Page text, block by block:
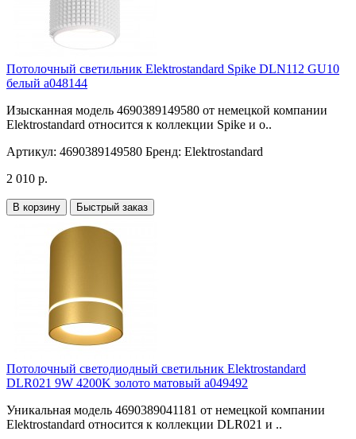
Потолочный светильник Elektrostandard Spike DLN112 GU10
белый a048144
Изысканная модель 4690389149580 от немецкой компании
Elektrostandard относится к коллекции Spike и о..
Артикул: 4690389149580 Бренд: Elektrostandard
2 010 р.
В корзину Быстрый заказ
Потолочный светодиодный светильник Elektrostandard
DLR021 9W 4200K золото матовый a049492
Уникальная модель 4690389041181 от немецкой компании
Elektrostandard относится к коллекции DLR021 и ..